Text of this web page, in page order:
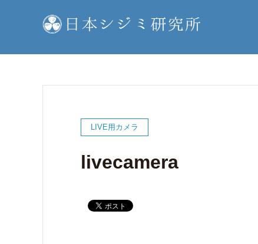
LIVE用カメラ
livecamera